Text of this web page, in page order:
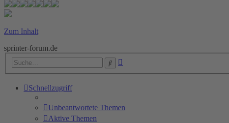
Zum Inhalt
sprinter-forum.de
Suche
Schnellzugriff
Unbeantwortete Themen
Aktive Themen